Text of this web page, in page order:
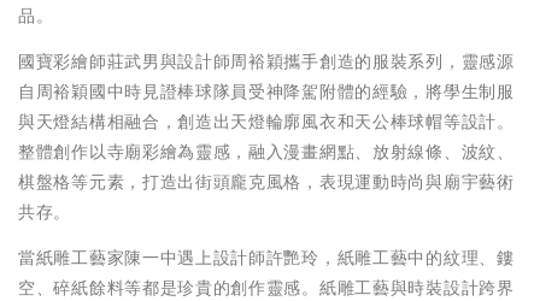
品。
國寶彩繪師莊武男與設計師周裕穎攜手創造的服裝系列，靈感源
自周裕穎國中時見證棒球隊員受神降駕附體的經驗，將學生制服
與天燈結構相融合，創造出天燈輪廓風衣和天公棒球帽等設計。
整體創作以寺廟彩繪為靈感，融入漫畫網點、放射線條、波紋、
棋盤格等元素，打造出街頭龐克風格，表現運動時尚與廟宇藝術
共存。
當紙雕工藝家陳一中遇上設計師許艷玲，紙雕工藝中的紋理、鏤
空、碎紙餘料等都是珍貴的創作靈感。紙雕工藝與時裝設計跨界